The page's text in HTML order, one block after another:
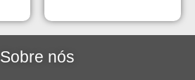
Sobre nós